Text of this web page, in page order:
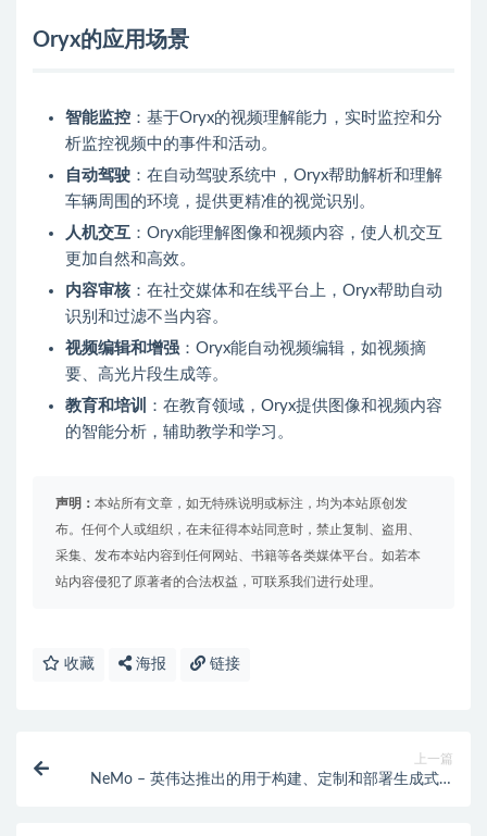
Oryx的应用场景
智能监控 ：基于Oryx的视频理解能力，实时监控和分
析监控视频中的事件和活动。
自动驾驶 ：在自动驾驶系统中，Oryx帮助解析和理解
车辆周围的环境，提供更精准的视觉识别。
人机交互 ：Oryx能理解图像和视频内容，使人机交互
更加自然和高效。
内容审核：在社交媒体和在线平台上，Oryx帮助自动
识别和过滤不当内容。
视频编辑和增强 ：Oryx能自动视频编辑，如视频摘
要、高光片段生成等。
教育和培训
：在教育领域，Oryx提供图像和视频内容
的智能分析，辅助教学和学习。
声明： 本站所有文章，如无特殊说明或标注，均为本站原创发
布。任何个人或组织，在未征得本站同意时，禁止复制、盗用、
采集、发布本站内容到任何网站、书籍等各类媒体平台。如若本
站内容侵犯了原著者的合法权益，可联系我们进行处理。
收藏 海报 链接
上一篇
NeMo – 英伟达推出的用于构建、定制和部署生成式AI